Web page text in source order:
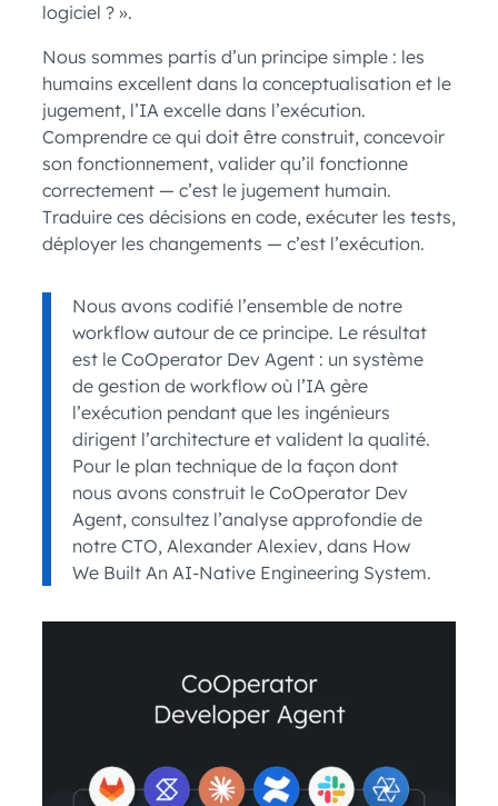
logiciel ? ».
Nous sommes partis d’un principe simple : les
humains excellent dans la conceptualisation et le
jugement, l’IA excelle dans l’exécution.
Comprendre ce qui doit être construit, concevoir
son fonctionnement, valider qu’il fonctionne
correctement — c’est le jugement humain.
Traduire ces décisions en code, exécuter les tests,
déployer les changements — c’est l’exécution.
Nous avons codifié l’ensemble de notre
workflow autour de ce principe. Le résultat
est le CoOperator Dev Agent : un système
de gestion de workflow où l’IA gère
l’exécution pendant que les ingénieurs
dirigent l’architecture et valident la qualité.
Pour le plan technique de la façon dont
nous avons construit le CoOperator Dev
Agent, consultez l’analyse approfondie de
notre CTO, Alexander Alexiev, dans How
We Built An AI-Native Engineering System.